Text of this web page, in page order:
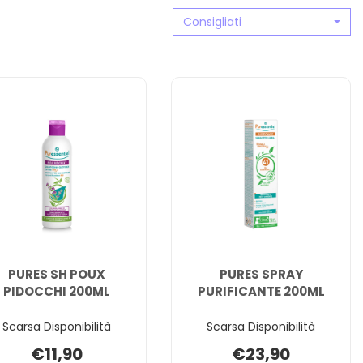
Consigliati
PURES SH POUX
PIDOCCHI 200ML
Scarsa Disponibilità
€11,90
PURES SPRAY
PURIFICANTE 200ML
Scarsa Disponibilità
€23,90